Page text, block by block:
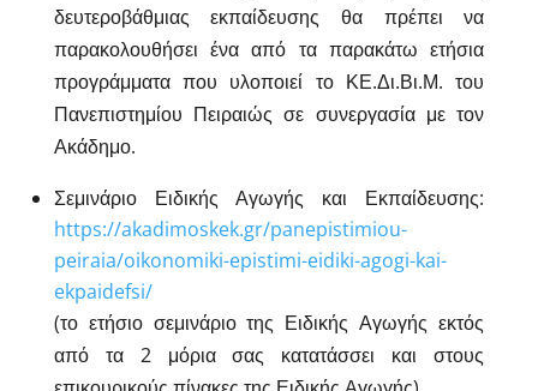
δευτεροβάθμιας εκπαίδευσης θα πρέπει να
παρακολουθήσει ένα από τα παρακάτω ετήσια
προγράμματα που υλοποιεί το ΚΕ.Δι.Βι.Μ. του
Πανεπιστημίου Πειραιώς σε συνεργασία με τον
Ακάδημο.
Σεμινάριο Ειδικής Αγωγής και Εκπαίδευσης:
https://akadimoskek.gr/panepistimiou-
peiraia/oikonomiki-epistimi-eidiki-agogi-kai-
ekpaidefsi/
(το ετήσιο σεμινάριο της Ειδικής Αγωγής εκτός
από τα 2 μόρια σας κατατάσσει και στους